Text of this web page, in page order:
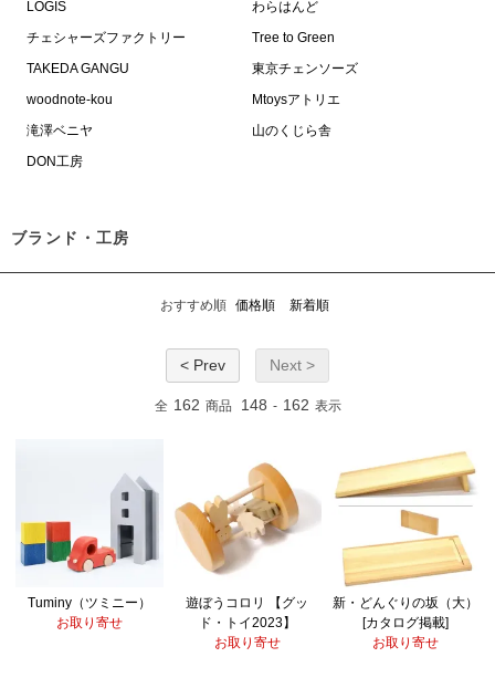
LOGIS
わらはんど
チェシャーズファクトリー
Tree to Green
TAKEDA GANGU
東京チェンソーズ
woodnote-kou
Mtoysアトリエ
滝澤ベニヤ
山のくじら舎
DON工房
ブランド・工房
おすすめ順 価格順 新着順
< Prev Next >
全 162 商品 148 - 162 表示
Tuminy（ツミニー）
お取り寄せ
遊ぼうコロリ 【グッ
ド・トイ2023】
お取り寄せ
新・どんぐりの坂（大）
[カタログ掲載]
お取り寄せ